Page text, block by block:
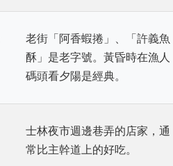
老街「阿香蝦捲」、「許義魚
酥」是老字號。黃昏時在漁人
碼頭看夕陽是經典。
士林夜市週邊巷弄的店家，通
常比主幹道上的好吃。